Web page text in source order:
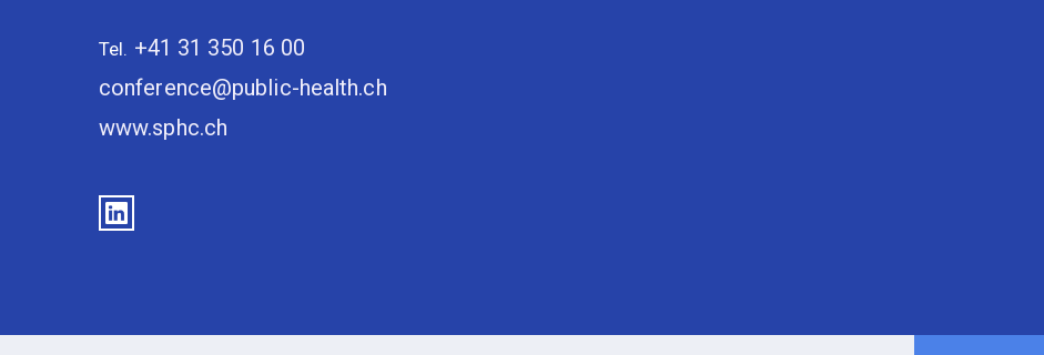
Tel. +41 31 350 16 00
conference@public-health.ch
www.sphc.ch